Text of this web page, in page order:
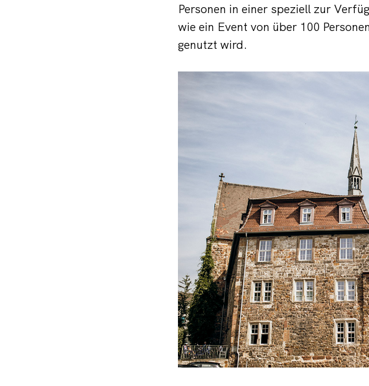
Personen in einer speziell zur
wie ein Event von über 100
genutzt wird.